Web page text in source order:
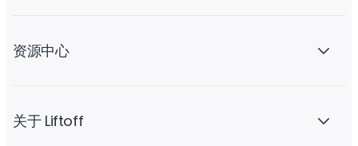
资源中心
关于 Liftoff